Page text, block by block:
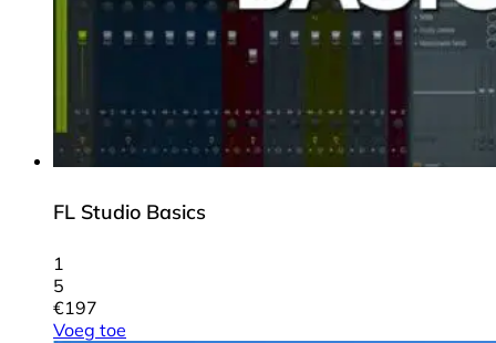
FL Studio Basics
1
5
€197
Voeg toe